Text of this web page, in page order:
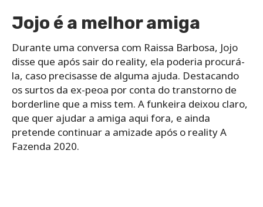
Jojo é a melhor amiga
Durante uma conversa com Raissa Barbosa, Jojo
disse que após sair do reality, ela poderia procurá-
la, caso precisasse de alguma ajuda. Destacando
os surtos da ex-peoa por conta do transtorno de
borderline que a miss tem. A funkeira deixou claro,
que quer ajudar a amiga aqui fora, e ainda
pretende continuar a amizade após o reality A
Fazenda 2020.